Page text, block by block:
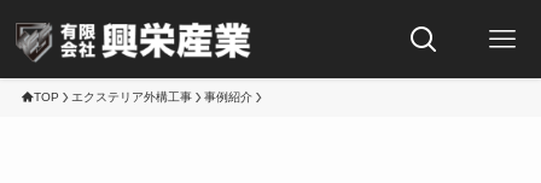
TOP エクステリア外構工事 事例紹介